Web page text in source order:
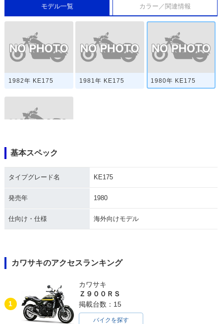
モデル一覧 カラー／関連情報
1982年 KE175 1981年 KE175 1980年 KE175
1978年 KE175
基本スペック
タイプグレード名 KE175
発売年 1980
仕向け・仕様 海外向けモデル
カワサキのアクセスランキング
1
カワサキ
Ｚ９００ＲＳ
掲載台数：15
バイクを探す